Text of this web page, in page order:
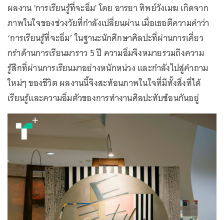
ผลงาน 'การเรียนรู้ที่จะอิ่ม' โดย อารยา ทิพย์วังเมฆ เกิดจาก
ภาพในใจของช่วงวัยที่กำลังเปลี่ยนผ่าน เมื่อเธอตีความคำว่า
‘การเรียนรู้ที่จะอิ่ม’ ในฐานะนักศึกษาศิลปะที่ผ่านการเคี่ยว
กรำด้านการเรียนมาราว 5 ปี ความอิ่มจึงหมายรวมถึงความ
รู้สึกที่ผ่านการเรียนมาอย่างหนักหน่วง และกำลังไปสู่คำถาม
ใหม่ๆ ของชีวิต ผลงานนี้จึงสะท้อนภาพในใจที่มีทั้งสิ่งที่ได้
เรียนรู้และความอิ่มตัวของการทำงานศิลปะทับซ้อนกันอยู่